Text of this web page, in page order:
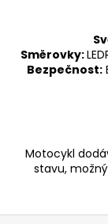
Směrovky:
Bezpečnost:
Motocykl
stavu,